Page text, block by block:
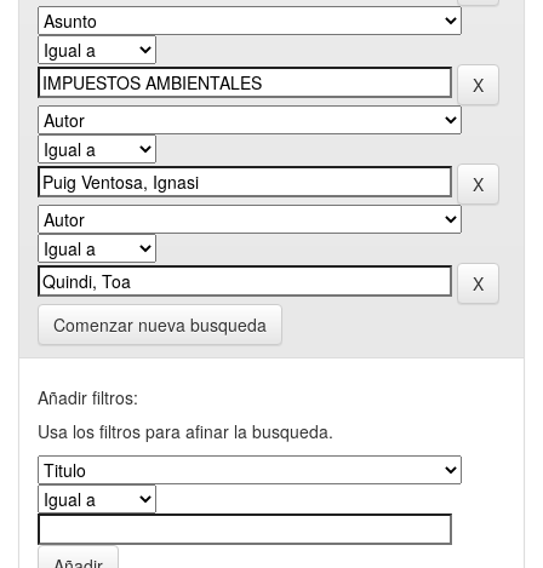
Comenzar nueva busqueda
Añadir filtros:
Usa los filtros para afinar la busqueda.